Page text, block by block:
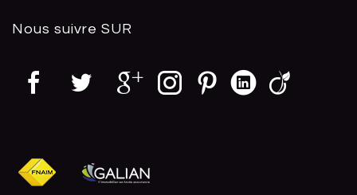
Nous suivre SUR